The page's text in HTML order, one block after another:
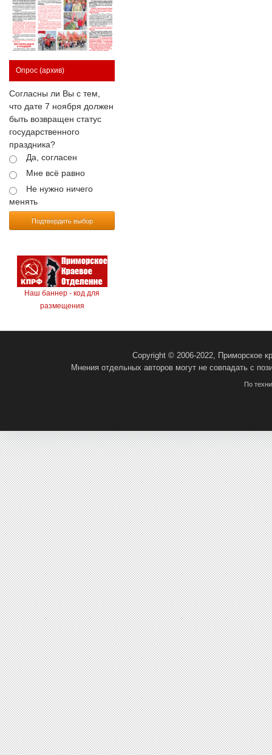
Опрос (архив)
Согласны ли Вы с тем,
что дате 7 ноября должен
быть возвращен статус
государственного
праздника?
Да, согласен
Мне всё равно
Не нужно ничего
менять
Подтвердить выбор
Наш баннер - код для
размещения
Copyright © 2006-2022, Приморское
Мнения отдельных авторов могут не совпадать с
По